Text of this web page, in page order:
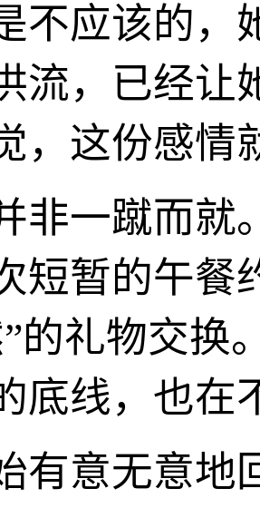
不应该的，
流，已经让
，这份感情
非一蹴而就
短暂的午
的礼物交换
底线，也在
有意无意地